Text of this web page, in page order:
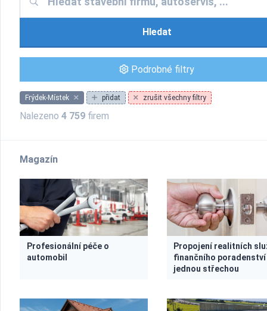
Hledat
Podrobné filtry
Frýdek-Místek přidat zrušit všechny filtry
Nalezeno 4 759 firem
Magazín
Profesionální péče o
automobil
Propojení realitních
finančního
jednou střechou